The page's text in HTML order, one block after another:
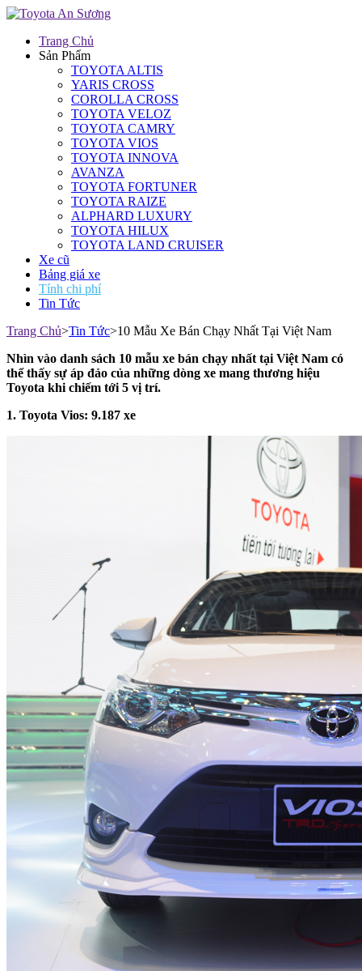
Trang Chủ
Sản Phẩm
TOYOTA ALTIS
YARIS CROSS
COROLLA CROSS
TOYOTA VELOZ
TOYOTA CAMRY
TOYOTA VIOS
TOYOTA INNOVA
AVANZA
TOYOTA FORTUNER
TOYOTA RAIZE
ALPHARD LUXURY
TOYOTA HILUX
TOYOTA LAND CRUISER
Xe cũ
Bảng giá xe
Tính chi phí
Tin Tức
Trang Chủ>Tin Tức>10 Mẫu Xe Bán Chạy Nhất Tại Việt Nam
Nhìn vào danh sách 10 mẫu xe bán chạy nhất tại Việt Nam có
thể thấy sự áp đảo của những dòng xe mang thương hiệu
Toyota khi chiếm tới 5 vị trí.
1. Toyota Vios: 9.187 xe